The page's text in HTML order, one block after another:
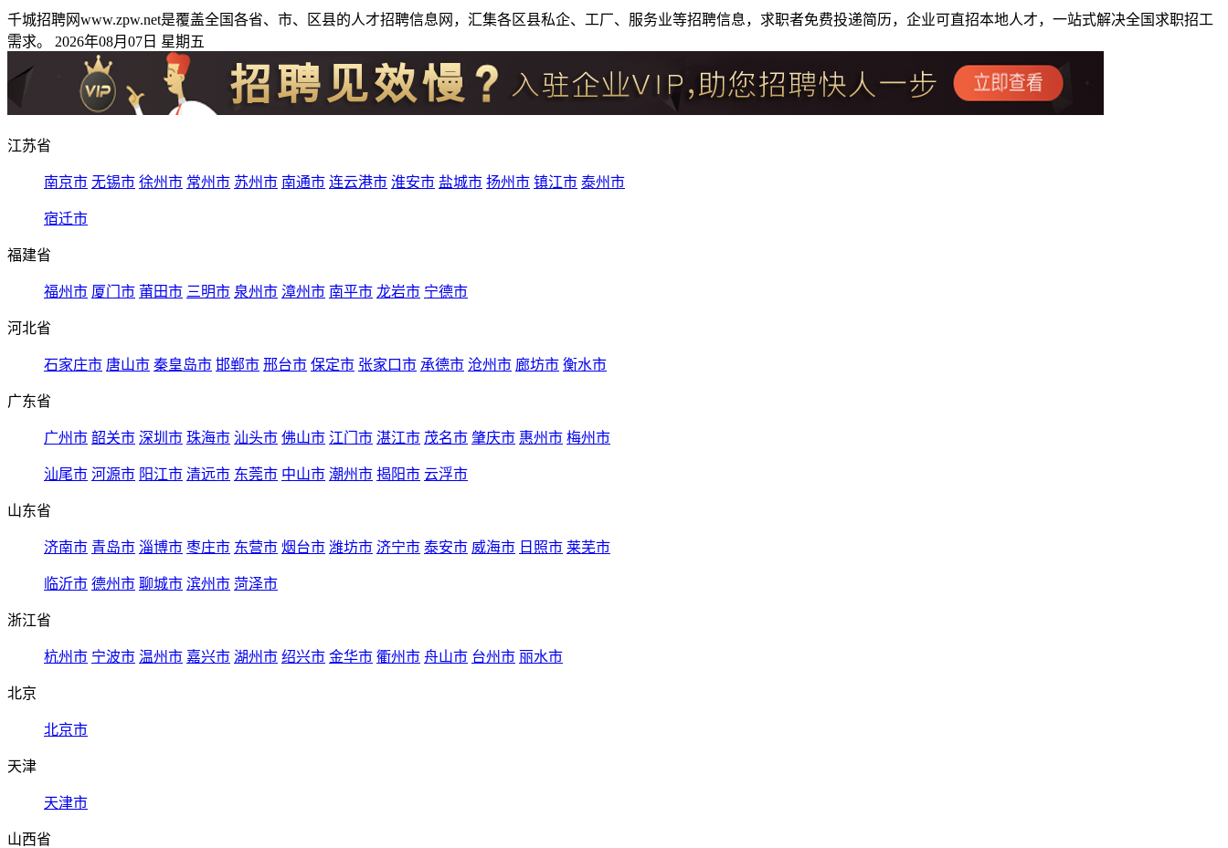
千城招聘网www.zpw.net是覆盖全国各省、市、区县的人才招聘信息网，汇集各区县私企、工厂、服务业等招聘信息，求职者免费投递简历，企业可直招本地人才，一站式解决全国求职招工
需求。 2026年08月07日 星期五
江苏省
南京市 无锡市 徐州市 常州市 苏州市 南通市 连云港市 淮安市 盐城市 扬州市 镇江市 泰州市
宿迁市
福建省
福州市 厦门市 莆田市 三明市 泉州市 漳州市 南平市 龙岩市 宁德市
河北省
石家庄市 唐山市 秦皇岛市 邯郸市 邢台市 保定市 张家口市 承德市 沧州市 廊坊市 衡水市
广东省
广州市 韶关市 深圳市 珠海市 汕头市 佛山市 江门市 湛江市 茂名市 肇庆市 惠州市 梅州市
汕尾市 河源市 阳江市 清远市 东莞市 中山市 潮州市 揭阳市 云浮市
山东省
济南市 青岛市 淄博市 枣庄市 东营市 烟台市 潍坊市 济宁市 泰安市 威海市 日照市 莱芜市
临沂市 德州市 聊城市 滨州市 菏泽市
浙江省
杭州市 宁波市 温州市 嘉兴市 湖州市 绍兴市 金华市 衢州市 舟山市 台州市 丽水市
北京
北京市
天津
天津市
山西省